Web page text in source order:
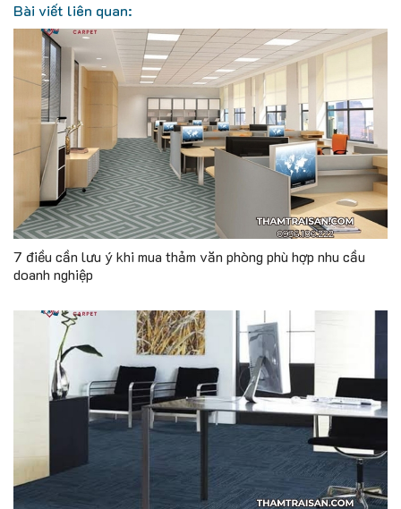
Bài viết liên quan:
7 điều cần lưu ý khi mua thảm văn phòng phù hợp nhu cầu
doanh nghiệp